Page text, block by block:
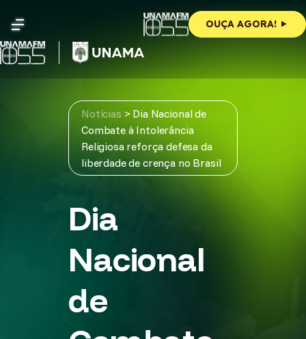
content
OUÇA AGORA!
Notícias > Dia Nacional de
Combate à Intolerância
Religiosa reforça defesa da
liberdade de crença no Brasil
Dia
Nacional
de